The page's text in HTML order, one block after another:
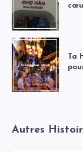
Ta
Autres